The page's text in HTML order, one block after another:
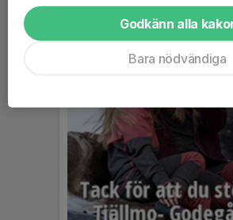
Godkänn alla
Bara nödvändiga